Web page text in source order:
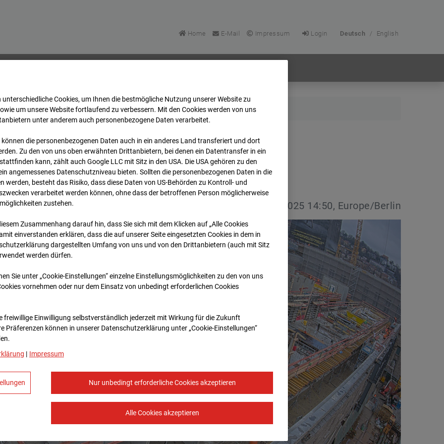
Home E-Mail Impressum Login Deutsch / English
-Cam5 Archiv 2025 03 13 14:50
-Cam5
13.03.2025 14:50, Europe/Berlin
unterschiedliche Cookies, um Ihnen die best­mögliche Nutzung unserer Website zu
um unsere Website fortlaufend zu verbessern. Mit den Cookies werden von uns
unter anderem auch personenbezogene Daten verarbeitet.
können die personenbezogenen Daten auch in ein anderes Land transferiert und dort
Zu den von uns oben erwähnten Drittanbietern, bei denen ein Datentransfer in ein
kann, zählt auch Google LLC mit Sitz in den USA. Die USA gehören zu den
angemessenes Datenschutzniveau bieten. Sollten die personenbezogenen Daten in die
werden, besteht das Risiko, dass diese Daten von US-Behörden zu Kontroll- und
verarbeitet werden können, ohne dass der betroffenen Person möglicherweise
zustehen.
Zusammenhang darauf hin, dass Sie sich mit dem Klicken auf „Alle Cookies
ein­ver­standen erklären, dass die auf unserer Seite eingesetzten Cookies in dem in
dargestellten Umfang von uns und von den Drittanbietern (auch mit Sitz
werden dürfen.
Sie unter „Cookie-Einstellungen“ einzelne Einstellungsmöglichkeiten zu den von uns
vornehmen oder nur dem Einsatz von unbedingt erforderlichen Cookies
freiwillige Einwilligung selbstverständlich jederzeit mit Wirkung für die Zukunft
Prä­fe­renzen können in unserer Datenschutzerklärung unter „Cookie-Einstellungen“
| Impressum
Nur unbedingt erforderliche Cookies akzeptieren
Alle Cookies akzeptieren